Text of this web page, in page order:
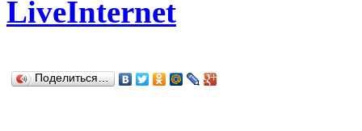
LiveInternet
Поделиться…